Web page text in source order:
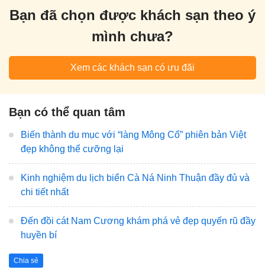
Bạn đã chọn được khách sạn theo ý
mình chưa?
Xem các khách sạn có ưu đãi
Bạn có thể quan tâm
Biến thành du mục với “làng Mông Cổ” phiên bản Việt
đẹp không thể cưỡng lại
Kinh nghiệm du lịch biển Cà Ná Ninh Thuận đầy đủ và
chi tiết nhất
Đến đồi cát Nam Cương khám phá vẻ đẹp quyến rũ đầy
huyền bí
Chia sẻ